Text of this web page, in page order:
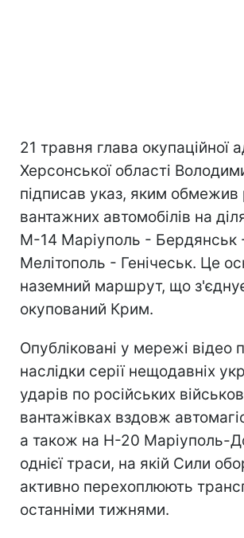
21 травня глава окупаційної
Херсонської області
підписав указ, яким обмежив
вантажних автомобілів на
М-14 Маріуполь - Бердянськ
Мелітополь - Генічеськ. Це
наземний маршрут, що
окупований Крим.
Опубліковані у мережі відео
наслідки серії нещодавніх
ударів по російських
вантажівках вздовж
а також на H-20 Маріуполь-
однієї траси, на якій Сили
активно перехоплюють
останніми тижнями.